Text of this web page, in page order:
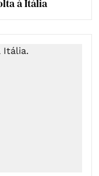
à Itália